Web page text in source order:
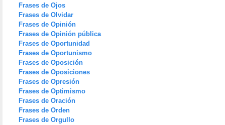
Frases de Ojos
Frases de Olvidar
Frases de Opinión
Frases de Opinión pública
Frases de Oportunidad
Frases de Oportunismo
Frases de Oposición
Frases de Oposiciones
Frases de Opresión
Frases de Optimismo
Frases de Oración
Frases de Orden
Frases de Orgullo